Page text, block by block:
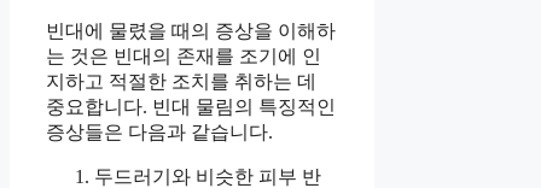
빈대에 물렸을 때의 증상을 이해하
는 것은 빈대의 존재를 조기에 인
지하고 적절한 조치를 취하는 데
중요합니다. 빈대 물림의 특징적인
증상들은 다음과 같습니다.
두드러기와 비슷한 피부 반